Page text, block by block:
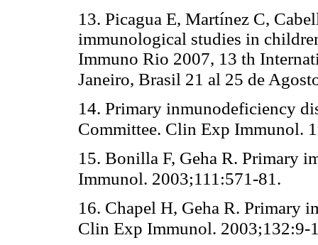
13. Picagua E, Martínez C,
immunological studies in
Immuno Rio 2007, 13 th
Janeiro, Brasil 21 al 25 de
14. Primary inmunodeficiency
Committee. Clin Exp Immunol.
15. Bonilla F, Geha R. Primary
Immunol. 2003;111:571-81.
16. Chapel H, Geha R. Primary
Clin Exp Immunol. 2003;132:9-